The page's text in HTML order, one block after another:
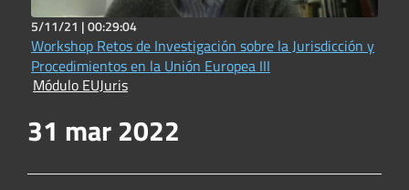
5/11/21 |00:29:04
Workshop Retos de Investigación sobre la Jurisdicción y
Procedimientos en la Unión Europea III
Módulo EUJuris
31 mar 2022